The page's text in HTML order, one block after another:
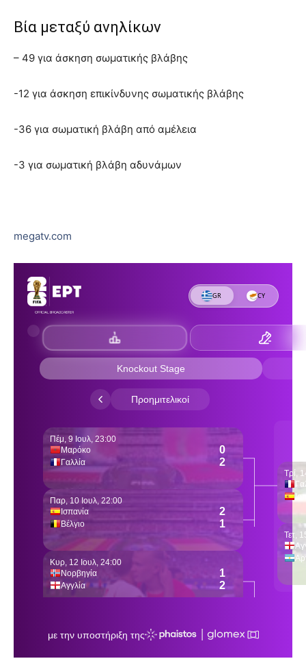
Βία μεταξύ ανηλίκων
– 49 για άσκηση σωματικής βλάβης
-12 για άσκηση επικίνδυνης σωματικής βλάβης
-36 για σωματική βλάβη από αμέλεια
-3 για σωματική βλάβη αδυνάμων
megatv.com